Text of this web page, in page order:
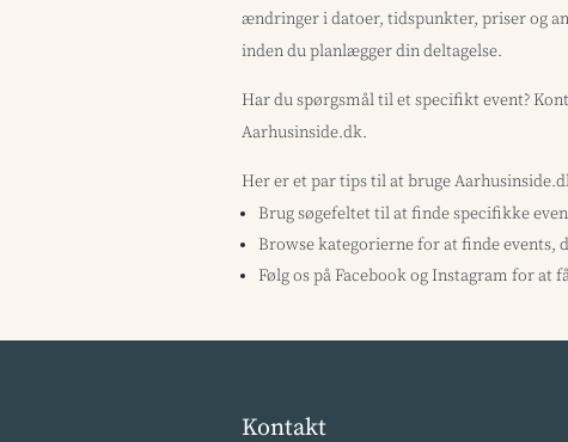
ændringer i datoer, tidspunkter, priser og
inden du planlægger din deltagelse.
Har du spørgsmål til et specifikt event?
Aarhusinside.dk.
Her er et par tips til at bruge
Brug søgefeltet til at finde specifikke
Browse kategorierne for at finde events,
Følg os på Facebook og Instagram for at
Kontakt